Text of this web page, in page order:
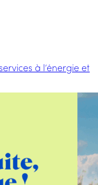
à l’énergie et